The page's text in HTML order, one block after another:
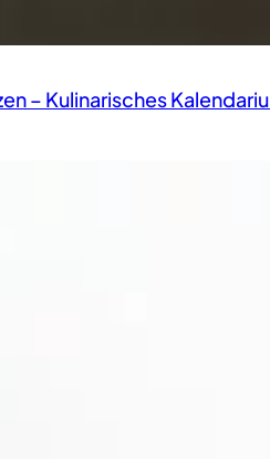
– Kulinarisches